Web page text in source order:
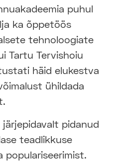
puhul
ka õppetöös
tehnoloogiate
Tartu Tervishoiu
häid elukestva
ühildada
järjepidavalt pidanud
teadlikkuse
populariseerimist.